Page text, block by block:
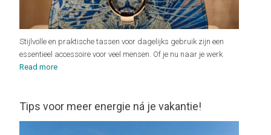
Stijlvolle en praktische tassen voor dagelijks gebruik zijn een
essentieel accessoire voor veel mensen. Of je nu naar je werk
Read more
Tips voor meer energie ná je vakantie!